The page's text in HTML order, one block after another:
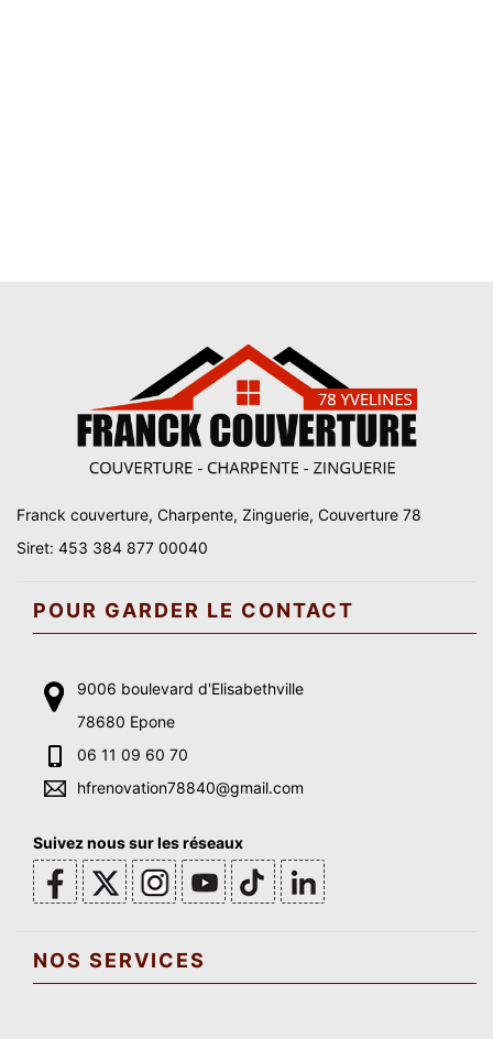
Franck couverture, Charpente, Zinguerie, Couverture 78
Siret: 453 384 877 00040
POUR GARDER LE CONTACT
9006 boulevard d'Elisabethville
78680 Epone
06 11 09 60 70
hfrenovation78840@gmail.com
Suivez nous sur les réseaux
NOS SERVICES